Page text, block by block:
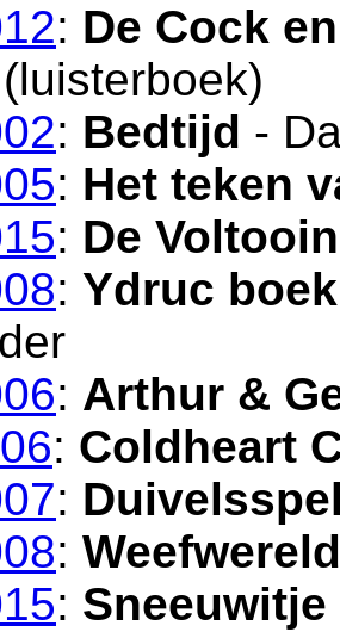
: De Cock
: Bedtijd -
: Het teken
: De
: Ydruc
: Arthur &
: Coldheart
:
: Weefwereld
: Sneeuwitje